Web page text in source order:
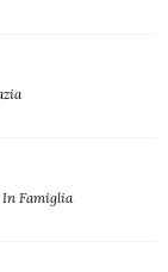
In Famiglia